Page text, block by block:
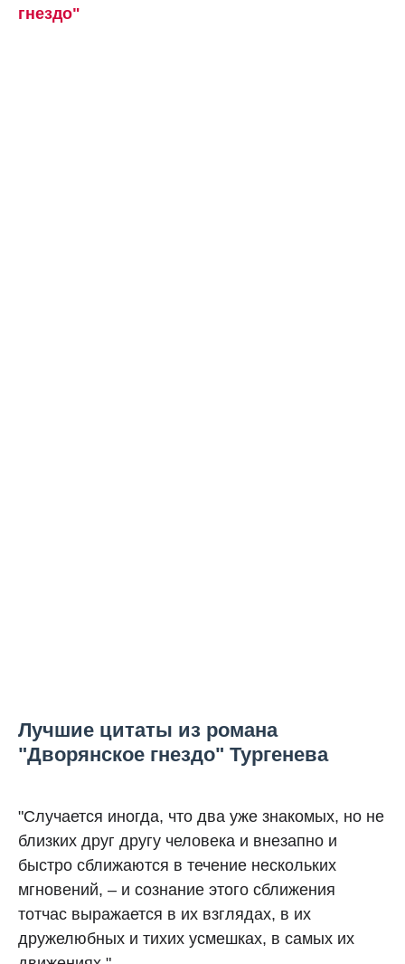
гнездо"
Лучшие цитаты из романа
"Дворянское гнездо" Тургенева
"Случается иногда, что два уже знакомых, но не
близких друг другу человека и внезапно и
быстро сближаются в течение нескольких
мгновений, – и сознание этого сближения
тотчас выражается в их взглядах, в их
дружелюбных и тихих усмешках, в самых их